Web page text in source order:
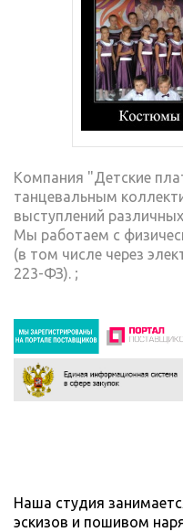
Компания "Детские
танцевальным
выступлений
Мы работаем с
(в том числе через
223-ФЗ). ;
Наша студия
эскизов и пошивом